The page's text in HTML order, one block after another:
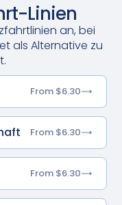
Linien
an, bei
als Alternative zu
From $6.30
From $6.30
From $6.30